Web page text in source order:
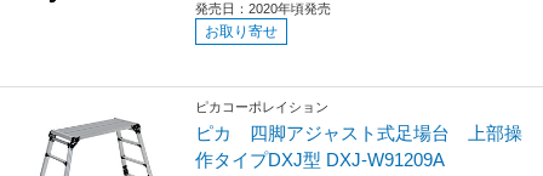
発売日：2020年頃発売
お取り寄せ
ピカコーポレイション
ピカ 四脚アジャスト式足場台 上部操
作タイプDXJ型 DXJ-W91209A